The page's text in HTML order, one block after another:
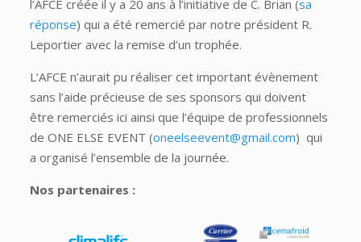
l’AFCE créée il y a 20 ans à l’initiative de C. Brian (sa
réponse) qui a été remercié par notre président R.
Leportier avec la remise d’un trophée.
L’AFCE n’aurait pu réaliser cet important évènement
sans l’aide précieuse de ses sponsors qui doivent
être remerciés ici ainsi que l’équipe de professionnels
de ONE ELSE EVENT (oneelseevent@gmail.com) qui
a organisé l’ensemble de la journée.
Nos partenaires :